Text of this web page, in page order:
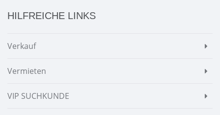
HILFREICHE LINKS
Verkauf
Vermieten
VIP SUCHKUNDE